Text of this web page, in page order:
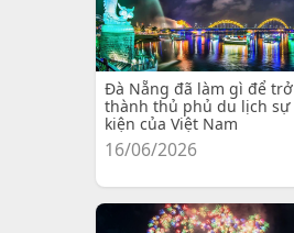
Đà Nẵng đã làm gì để trở
thành thủ phủ du lịch sự
kiện của Việt Nam
16/06/2026